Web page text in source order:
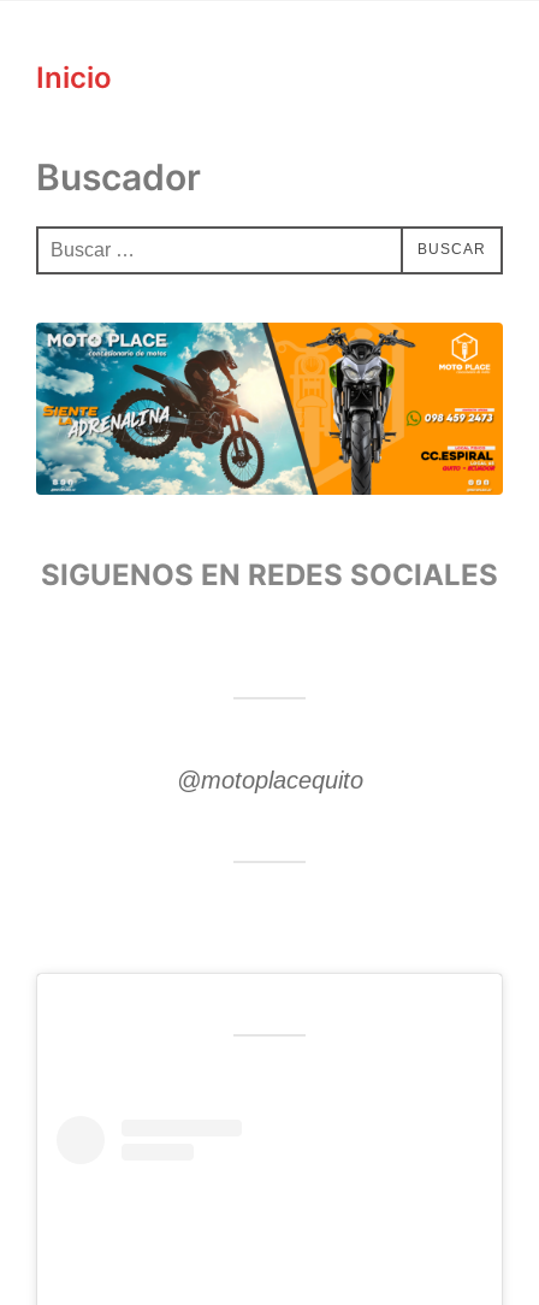
Inicio
Buscador
Buscar: BUSCAR
SIGUENOS EN REDES SOCIALES
@motoplacequito